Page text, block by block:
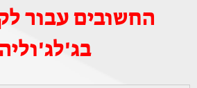
החשובים עבור